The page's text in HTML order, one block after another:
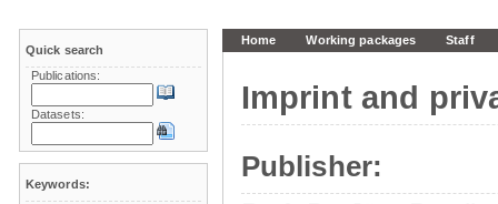
Home Working packages Staff
Imprint and
Publisher:
Quick search
Publications:
Datasets:
Keywords: